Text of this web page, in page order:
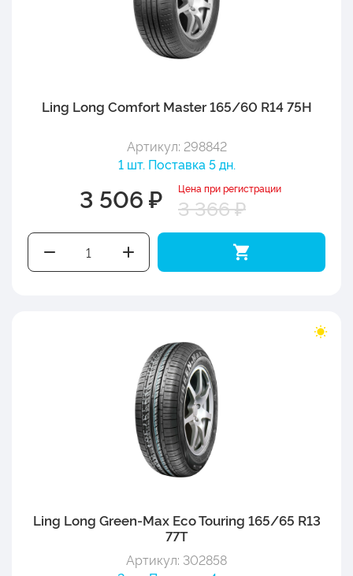
Ling Long Comfort Master 165/60 R14 75H
Артикул: 298842
1 шт. Поставка 5 дн.
3 506 ₽ Цена при регистрации
3 366 ₽
Ling Long Green-Max Eco Touring 165/65 R13
77T
Артикул: 302858